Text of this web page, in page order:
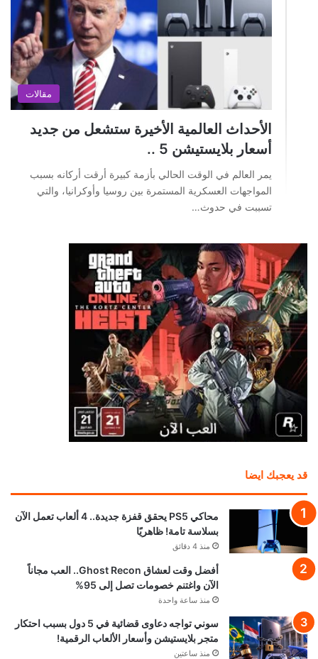
مقالات
الأحداث العالمية الأخيرة ستشعل من جديد
أسعار بلايستيشن 5 ..
يمر العالم في الوقت الحالي بأزمة كبيرة أرقت أركانه بسبب
المواجهات العسكرية المستمرة بين روسيا وأوكرانيا، والتي
تسببت في حدوث…
قد يعجبك ايضا
محاكي PS5 يحقق قفزة جديدة.. 4 ألعاب تعمل الآن
بسلاسة تامة! ظاهريًا
منذ 4 دقائق
أفضل وقت لعشاق Ghost Recon.. العب مجاناً
الآن واغتنم خصومات تصل إلى 95%
منذ ساعة واحدة
سوني تواجه دعاوى قضائية في 5 دول بسبب احتكار
متجر بلايستيشن وأسعار الألعاب الرقمية!
منذ ساعتين